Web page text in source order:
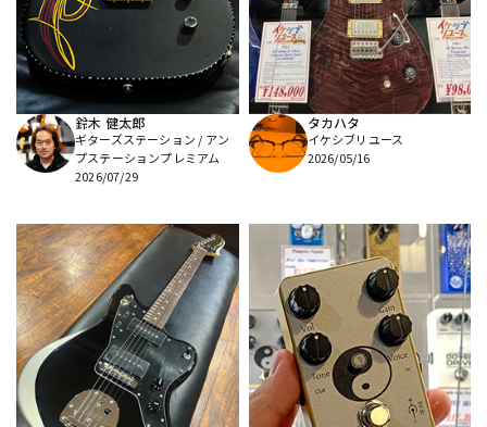
鈴木 健太郎
ギターズステーション / アン
プステーションプレミアム
2026/07/29
タカハタ
イケシブリユース
2026/05/16